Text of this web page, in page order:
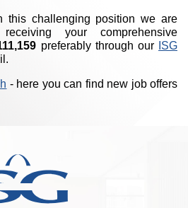
this challenging position we are
your comprehensive
preferably through our
ISG
- here you can find new job offers